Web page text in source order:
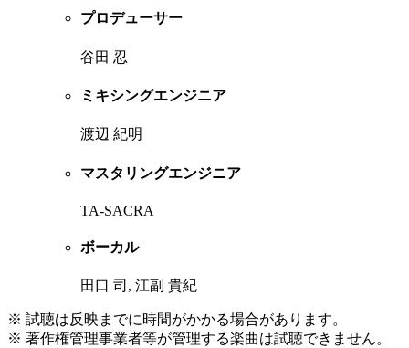
プロデューサー
谷田 忍
ミキシングエンジニア
渡辺 紀明
マスタリングエンジニア
TA-SACRA
ボーカル
田口 司, 江副 貴紀
※ 試聴は反映までに時間がかかる場合があります。
※ 著作権管理事業者等が管理する楽曲は試聴できません。